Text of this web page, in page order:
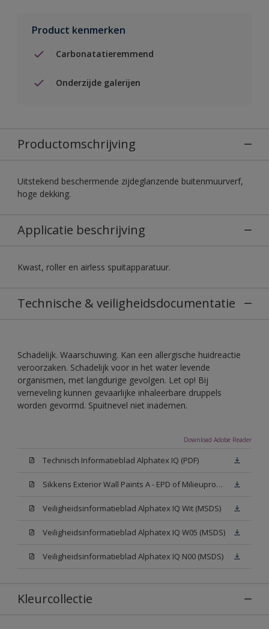
Product kenmerken
Carbonatatieremmend
Onderzijde galerijen
Productomschrijving
Uitstekend beschermende zijdeglanzende buitenmuurverf,
hoge dekking.
Applicatie beschrijving
Kwast, roller en airless spuitapparatuur.
Technische & veiligheidsdocumentatie
Schadelijk. Waarschuwing. Kan een allergische huidreactie
veroorzaken. Schadelijk voor in het water levende
organismen, met langdurige gevolgen. Let op! Bij
verneveling kunnen gevaarlijke inhaleerbare druppels
worden gevormd. Spuitnevel niet inademen.
Download Adobe Reader
Technisch Informatieblad Alphatex IQ (PDF)
Sikkens Exterior Wall Paints A - EPD of Milieuproductverklaring
Veiligheidsinformatieblad Alphatex IQ Wit (MSDS)
Veiligheidsinformatieblad Alphatex IQ W05 (MSDS)
Veiligheidsinformatieblad Alphatex IQ N00 (MSDS)
Kleurcollectie